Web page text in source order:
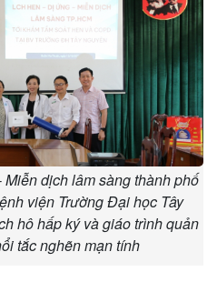
dịch lâm sàng thành phố
viện Trường Đại học Tây
hô hấp ký và giáo trình quản
tắc nghẽn mạn tính